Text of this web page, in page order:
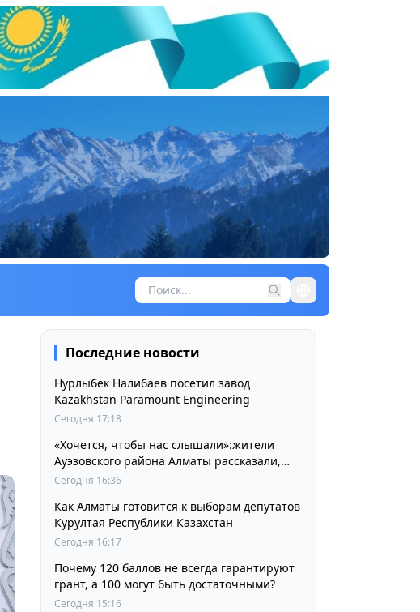
Последние новости
Нурлыбек Налибаев посетил завод
Kazakhstan Paramount Engineering
Сегодня 17:18
«Хочется, чтобы нас слышали»:жители
Ауэзовского района Алматы рассказали,
чего ждут от выборов депутатов Курултая
Сегодня 16:36
Как Алматы готовится к выборам депутатов
Курултая Республики Казахстан
Сегодня 16:17
Почему 120 баллов не всегда гарантируют
грант, а 100 могут быть достаточными?
Сегодня 15:16